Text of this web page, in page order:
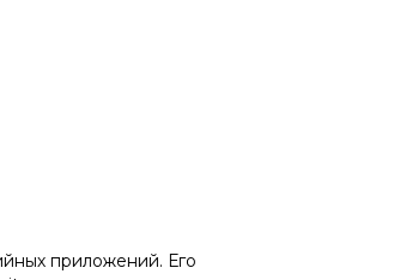
приложений. Его